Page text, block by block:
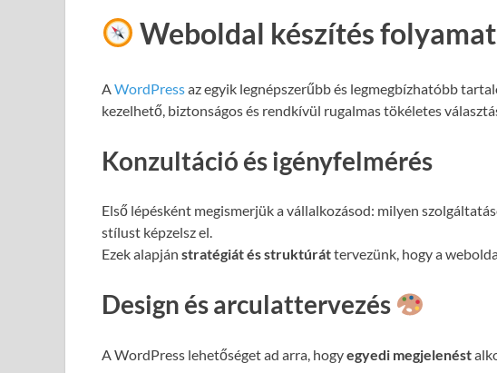
Weboldal készítés
AWordPressaz egyik legnépszerűbb és legmegbízhatóbb
kezelhető, biztonságos és rendkívül rugalmas tökéletes
Konzultáció és igényfelmérés
Első lépésként megismerjük a vállalkozásod: milyen
stílust képzelsz el.
Ezek alapján stratégiát és struktúráttervezünk, hogy a
Design és arculattervezés
A WordPress lehetőséget ad arra, hogyegyedi megjelenést